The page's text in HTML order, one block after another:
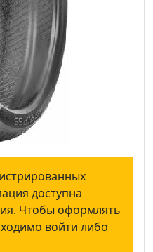
доступна
Чтобы оформлять
войти либо